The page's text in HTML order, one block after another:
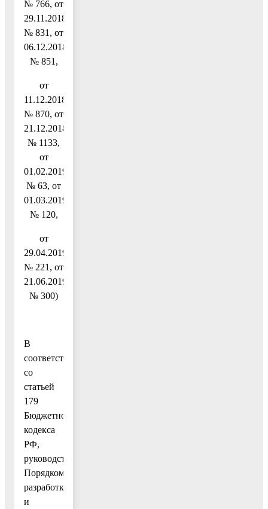
№ 766, от
29.11.2018
№ 831, от
06.12.2018
№ 851,
от
11.12.2018
№ 870, от
21.12.2018
№ 1133,
от
01.02.2019
№ 63, от
01.03.2019
№ 120,
от
29.04.2019
№ 221, от
21.06.2019
№ 300)
В
соответствии
со
статьей
179
Бюджетного
кодекса
РФ,
руководствуясь
Порядком
разработки
и